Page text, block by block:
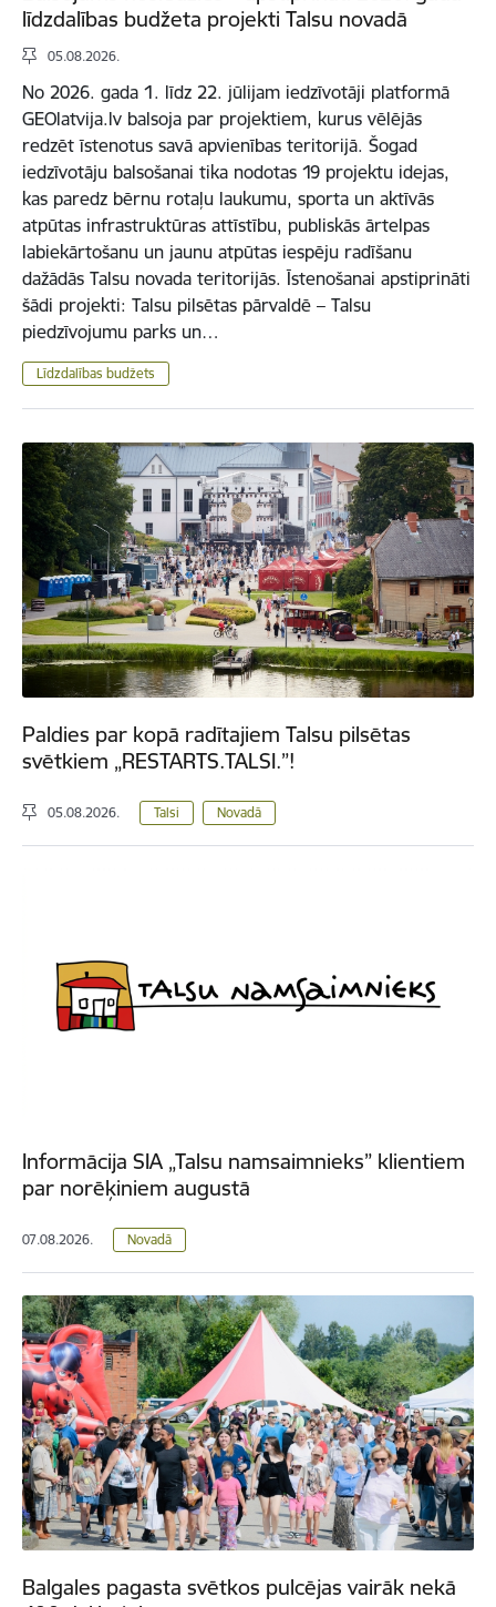
līdzdalības budžeta projekti Talsu novadā
05.08.2026.
No 2026. gada 1. līdz 22. jūlijam iedzīvotāji platformā
GEOlatvija.lv balsoja par projektiem, kurus vēlējās
redzēt īstenotus savā apvienības teritorijā. Šogad
iedzīvotāju balsošanai tika nodotas 19 projektu idejas,
kas paredz bērnu rotaļu laukumu, sporta un aktīvās
atpūtas infrastruktūras attīstību, publiskās ārtelpas
labiekārtošanu un jaunu atpūtas iespēju radīšanu
dažādās Talsu novada teritorijās. Īstenošanai apstiprināti
šādi projekti: Talsu pilsētas pārvaldē – Talsu
piedzīvojumu parks un…
Līdzdalības budžets
Paldies par kopā radītajiem Talsu pilsētas
svētkiem „RESTARTS.TALSI.”!
05.08.2026. Talsi Novadā
Informācija SIA „Talsu namsaimnieks” klientiem
par norēķiniem augustā
07.08.2026. Novadā
Balgales pagasta svētkos pulcējas vairāk nekā